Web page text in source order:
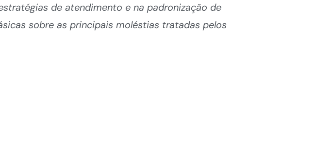
de atendimento e na padronização de
sobre as principais moléstias tratadas pelos